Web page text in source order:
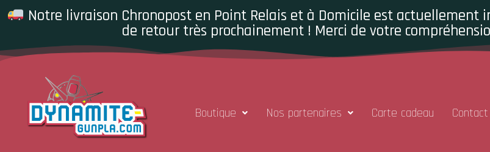
Notre livraison Chronopost en Point Relais et à Domicile est actuellement
de retour très prochainement ! Merci de votre
Boutique Nos partenaires Carte cadeau Contact